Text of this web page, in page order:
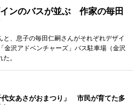
ンのバスが並ぶ 作家の毎田
と、息子の毎田仁嗣さんがそれぞれデザイ
金沢アドベンチャーズ」バス駐車場（金沢
。
代女あさがおまつり」 市民が育てた多